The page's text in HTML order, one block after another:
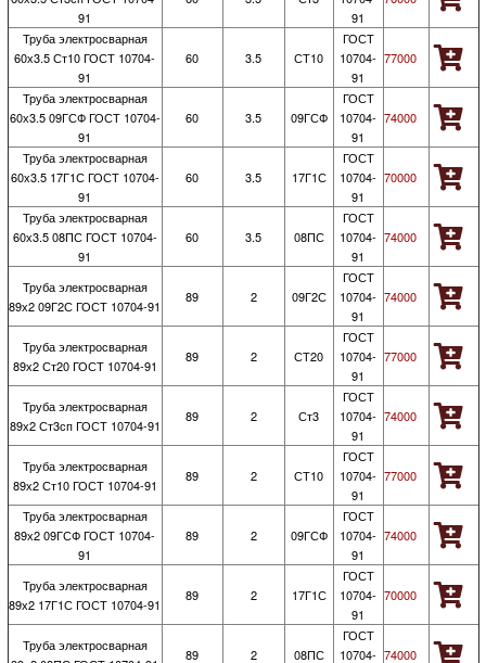
91
91
Труба электросварная
60х3.5 Ст10 ГОСТ 10704-
91
60 3.5 СТ10
ГОСТ
10704-
91
77000
Труба электросварная
60х3.5 09ГСФ ГОСТ 10704-
91
60 3.5 09ГСФ
ГОСТ
10704-
91
74000
Труба электросварная
60х3.5 17Г1С ГОСТ 10704-
91
60 3.5 17Г1С
ГОСТ
10704-
91
70000
Труба электросварная
60х3.5 08ПС ГОСТ 10704-
91
60 3.5 08ПС
ГОСТ
10704-
91
74000
Труба электросварная
89х2 09Г2С ГОСТ 10704-91
89 2 09Г2С
ГОСТ
10704-
91
74000
Труба электросварная
89х2 Ст20 ГОСТ 10704-91
89 2 СТ20
ГОСТ
10704-
91
77000
Труба электросварная
89х2 Ст3сп ГОСТ 10704-91
89 2 Ст3
ГОСТ
10704-
91
74000
Труба электросварная
89х2 Ст10 ГОСТ 10704-91
89 2 СТ10
ГОСТ
10704-
91
77000
Труба электросварная
89х2 09ГСФ ГОСТ 10704-
91
89 2 09ГСФ
ГОСТ
10704-
91
74000
Труба электросварная
89х2 17Г1С ГОСТ 10704-91
89 2 17Г1С
ГОСТ
10704-
91
70000
Труба электросварная
89 2 08ПС
ГОСТ
10704- 74000